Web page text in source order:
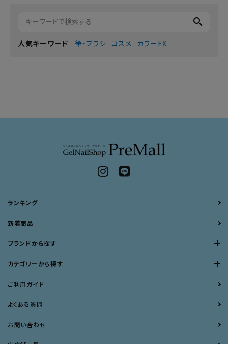
search
人気キーワード 筆・ブラシ コスメ カラーEX
ランキング
新着商品
ブランドから探す
カテゴリーから探す
ご利用ガイド
よくある質問
お問い合わせ